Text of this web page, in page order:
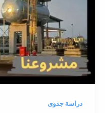
دراسة جدوى